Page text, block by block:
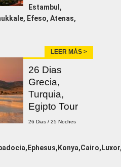
Estambul,
Efeso, Atenas,
LEER MÁS >
26 Dias
Grecia,
Turquia,
Egipto Tour
26 Dias / 25 Noches